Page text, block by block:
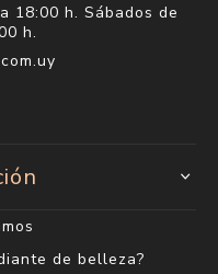
18:00 h. Sábados de
h.
de belleza?